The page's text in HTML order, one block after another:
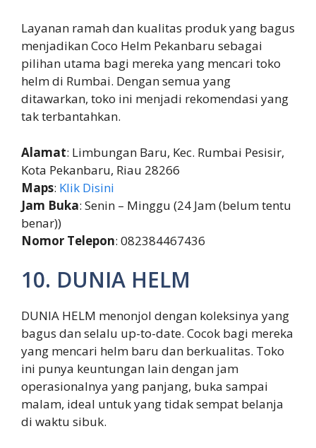
Layanan ramah dan kualitas produk yang bagus
menjadikan Coco Helm Pekanbaru sebagai
pilihan utama bagi mereka yang mencari toko
helm di Rumbai. Dengan semua yang
ditawarkan, toko ini menjadi rekomendasi yang
tak terbantahkan.
Alamat: Limbungan Baru, Kec. Rumbai Pesisir,
Kota Pekanbaru, Riau 28266
Maps: Klik Disini
Jam Buka: Senin – Minggu (24 Jam (belum tentu
benar))
Nomor Telepon: 082384467436
10. DUNIA HELM
DUNIA HELM menonjol dengan koleksinya yang
bagus dan selalu up-to-date. Cocok bagi mereka
yang mencari helm baru dan berkualitas. Toko
ini punya keuntungan lain dengan jam
operasionalnya yang panjang, buka sampai
malam, ideal untuk yang tidak sempat belanja
di waktu sibuk.